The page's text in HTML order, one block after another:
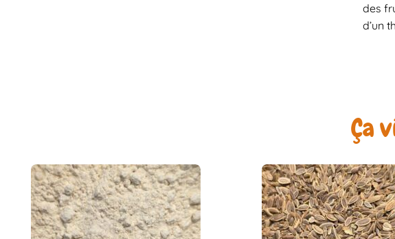
des
d’un
Ça